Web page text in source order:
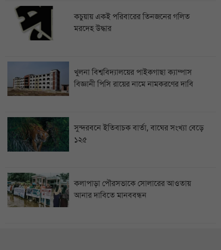
কচুয়ায় একই পরিবারের তিনজনের গলিত
মরদেহ উদ্ধার
খুলনা বিশ্ববিদ্যালয়ের পাইকগাছা ক্যাম্পাস
বিজ্ঞানী পিসি রায়ের নামে নামকরণের দাবি
সুন্দরবনে ইতিবাচক বার্তা, বাঘের সংখ্যা বেড়ে
১২৫
কলাপাড়া পৌরসভাকে সোলারের আওতায়
আনার দাবিতে মানববন্ধন